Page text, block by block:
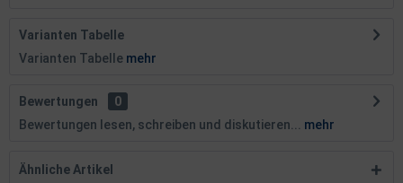
Varianten Tabelle
Varianten Tabelle mehr
Bewertungen
0
Bewertungen lesen, schreiben und diskutieren...
mehr
Ähnliche Artikel